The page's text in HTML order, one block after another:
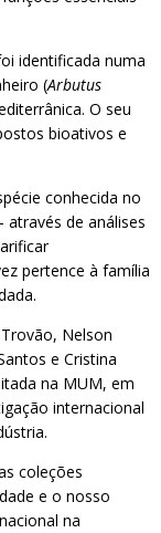
identificada numa
(Arbutus
O seu
bioativos e
conhecida no
de análises
pertence à família
Nelson
e Cristina
na MUM, em
internacional
coleções
e o nosso
na